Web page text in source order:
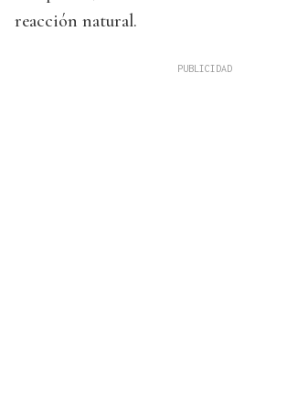
reacción natural.